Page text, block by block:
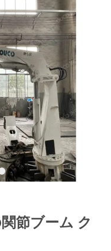
節ブーム ク